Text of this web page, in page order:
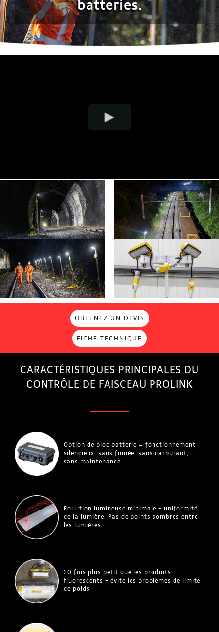
batteries.
OBTENEZ UN DEVIS
FICHE TECHNIQUE
CARACTÉRISTIQUES PRINCIPALES DU
CONTRÔLE DE FAISCEAU PROLINK
Option de bloc batterie = fonctionnement
silencieux, sans fumée, sans carburant,
sans maintenance
Pollution lumineuse minimale - uniformité
de la lumière. Pas de points sombres entre
les lumières
20 fois plus petit que les produits
fluorescents - évite les problèmes de limite
de poids